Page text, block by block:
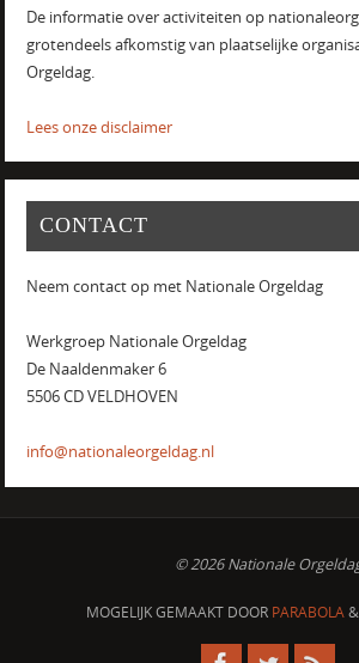
De informatie over activiteiten op
grotendeels afkomstig van plaatselijke
Orgeldag.
Lees onze disclaimer
CONTACT
Neem contact op met Nationale Orgeldag
Werkgroep Nationale Orgeldag
De Naaldenmaker 6
5506 CD VELDHOVEN
info@nationaleorgeldag.nl
© 2026 Nationale
MOGELIJK GEMAAKT DOOR PARABOLA&